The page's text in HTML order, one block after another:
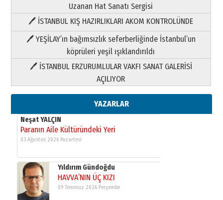
Uzanan Hat Sanatı Sergisi
🖊 İSTANBUL KIŞ HAZIRLIKLARI AKOM KONTROLÜNDE
🖊 YEŞİLAY’ın bağımsızlık seferberliğinde İstanbul’un
köprüleri yeşil ışıklandırıldı
🖊 İSTANBUL ERZURUMLULAR VAKFI SANAT GALERİSİ
AÇILIYOR
YAZARLAR
Yıldırım Gündoğdu
HAVVA’NIN ÜÇ KIZI
09 Temmuz 2026 Perşembe
Yusuf POLAT
Şampiyonluk Sebahattin Şirin’e
yazar
11 Mayıs 2026 Pazartesi
Neşat YALÇIN
Paranın Aile Kültüründeki Yeri
03 Ağustos 2026 Pazartesi
Yıldırım Gündoğdu
HAVVA’NIN ÜÇ KIZI
09 Temmuz 2026 Perşembe